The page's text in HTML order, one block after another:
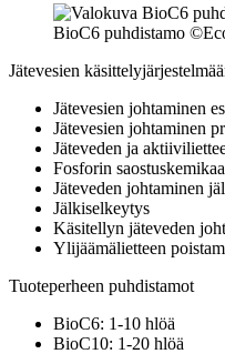
BioC6 puhdistamo
Jätevesien
Jätevesien johtaminen
Jätevesien johtaminen
Jäteveden ja
Fosforin
Jäteveden johtaminen
Jälkiselkeytys
Käsitellyn jäteveden
Ylijäämälietteen
Tuoteperheen puhdistamot
BioC6: 1-10 hlöä
BioC10: 1-20 hlöä